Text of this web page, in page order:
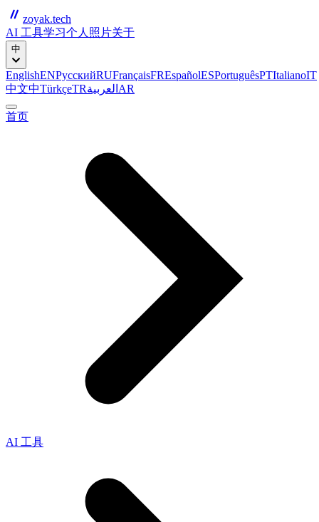
zoyak.tech
AI 工具学习个人 照片关于
中
EnglishENРусскийRUFrançaisFREspañolESPortuguêsPTItalianoIT
中文中TürkçeTRالعربية AR
首页
AI 工具